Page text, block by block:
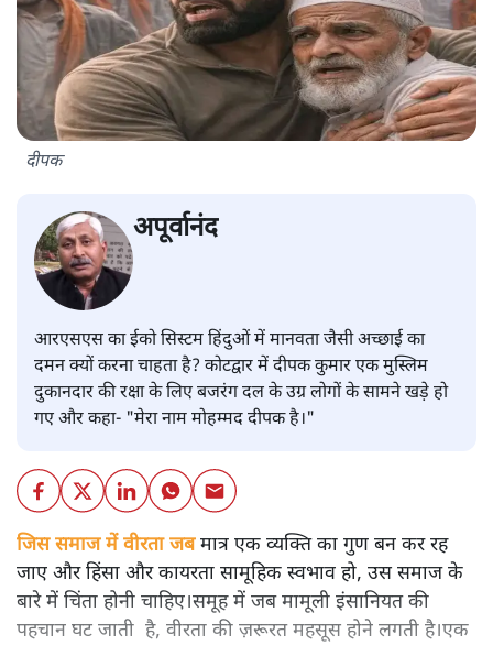
दीपक
अपूर्वानंद
आरएसएस का ईको सिस्टम हिंदुओं में मानवता जैसी अच्छाई का
दमन क्यों करना चाहता है? कोटद्वार में दीपक कुमार एक मुस्लिम
दुकानदार की रक्षा के लिए बजरंग दल के उग्र लोगों के सामने खड़े हो
गए और कहा- "मेरा नाम मोहम्मद दीपक है।"
जिस समाज में वीरता जबमात्र एक व्यक्ति का गुण बन कर रह
जाए और हिंसा और कायरता सामूहिक स्वभाव हो, उस समाज के
बारे में चिंता होनी चाहिए।समूह में जब मामूली इंसानियत की
पहचान घट जाती है, वीरता की ज़रूरत महसूस होने लगती है।एक